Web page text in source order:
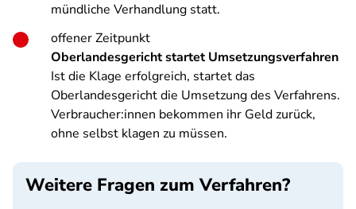
mündliche Verhandlung statt.
offener Zeitpunkt
Oberlandesgericht startet Umsetzungsverfahren
Ist die Klage erfolgreich, startet das
Oberlandesgericht die Umsetzung des Verfahrens.
Verbraucher:innen bekommen ihr Geld zurück,
ohne selbst klagen zu müssen.
Weitere Fragen zum Verfahren?